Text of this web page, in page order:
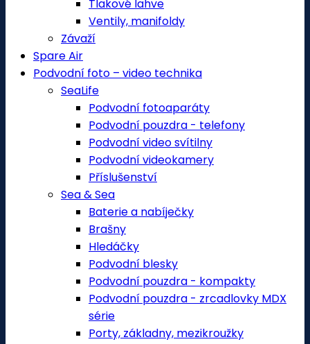
Tlakové lahve
Ventily, manifoldy
Závaží
Spare Air
Podvodní foto – video technika
SeaLife
Podvodní fotoaparáty
Podvodní pouzdra - telefony
Podvodní video svítilny
Podvodní videokamery
Příslušenství
Sea & Sea
Baterie a nabíječky
Brašny
Hledáčky
Podvodní blesky
Podvodní pouzdra - kompakty
Podvodní pouzdra - zrcadlovky MDX
série
Porty, základny, mezikroužky